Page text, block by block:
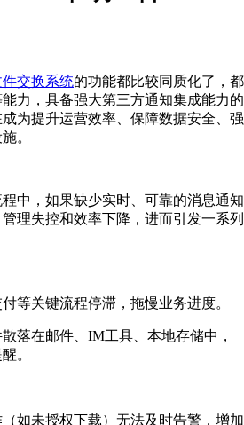
交换系统的功能都比较同质化了，都
力，具备强大第三方通知集成能力的
为提升运营效率、保障数据安全、强
。
中，如果缺少实时、可靠的消息通知
理失控和效率下降，进而引发一系列
等关键流程停滞，拖慢业务进度。
落在邮件、IM工具、本地存储中，
。
如未授权下载）无法及时告警，增加